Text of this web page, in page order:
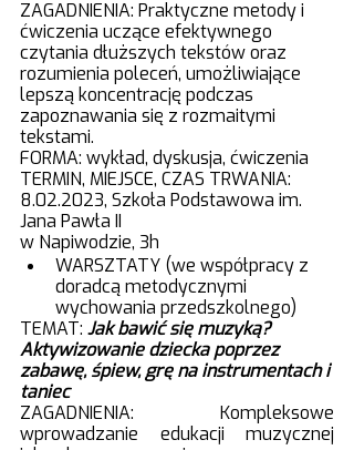
ZAGADNIENIA: Praktyczne metody i
ćwiczenia uczące efektywnego
czytania dłuższych tekstów oraz
rozumienia poleceń, umożliwiające
lepszą koncentrację podczas
zapoznawania się z rozmaitymi
tekstami.
FORMA: wykład, dyskusja, ćwiczenia
TERMIN, MIEJSCE, CZAS TRWANIA:
8.02.2023, Szkoła Podstawowa im.
Jana Pawła II
w Napiwodzie, 3h
WARSZTATY (we współpracy z
doradcą metodycznymi
wychowania przedszkolnego)
TEMAT: Jak bawić się muzyką?
Aktywizowanie dziecka poprzez
zabawę, śpiew, grę na instrumentach i
taniec
ZAGADNIENIA: Kompleksowe
wprowadzanie edukacji muzycznej